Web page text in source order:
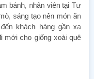
bánh, nhân viên tại Tư
sáng tạo nên món ăn
khách hàng gần xa
mới cho giống xoài quê